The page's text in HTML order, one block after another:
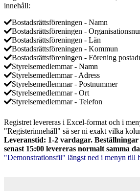
innehåll:
Bostadsrättsföreningen - Namn
Bostadsrättsföreningen -
Bostadsrättsföreningen - Län
Bostadsrättsföreningen - Kommun
Bostadsrättsföreningen - Förening
Styrelsemedlemmar - Namn
Styrelsemedlemmar - Adress
Styrelsemedlemmar - Postnummer
Styrelsemedlemmar - Ort
Styrelsemedlemmar - Telefon
Registret levereras i Excel-format och i
"Registerinnehåll" så ser ni exakt vilka
Leveranstid: 1-2 vardagar.
senast 15:00 levereras normalt samma
"Demonstrationsfil" längst ned i menyn till